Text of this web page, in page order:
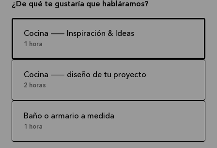
¿De qué te gustaría que habláramos?
Cocina -- Inspiración & Ideas
1 hora
Cocina -- diseño de tu proyecto
2 horas
Baño o armario a medida
1 hora